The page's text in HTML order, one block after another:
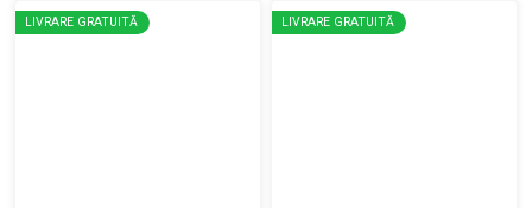
LIVRARE GRATUITĂ LIVRARE GRATUITĂ